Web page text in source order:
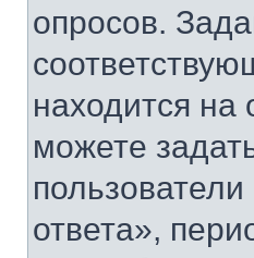
опросов.
находится на
можете
ответа»,